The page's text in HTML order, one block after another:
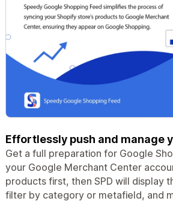
Effortlessly push and manage
Get a full preparation for Google
your Google Merchant Center
products first, then SPD will display
filter by category or metafield, and